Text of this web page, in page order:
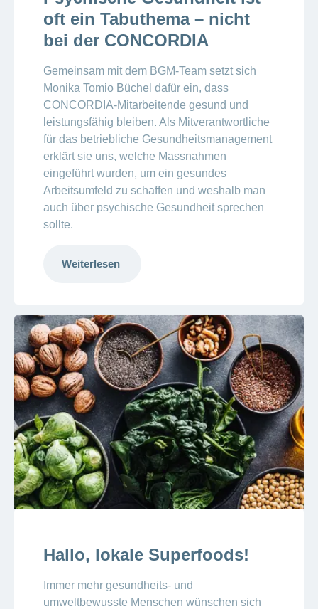
oft ein Tabuthema – nicht
bei der CONCORDIA
Gemeinsam mit dem BGM-Team setzt sich
Monika Tomio Büchel dafür ein, dass
CONCORDIA-Mitarbeitende gesund und
leistungsfähig bleiben. Als Mitverantwortliche
für das betriebliche Gesundheitsmanagement
erklärt sie uns, welche Massnahmen
eingeführt wurden, um ein gesundes
Arbeitsumfeld zu schaffen und weshalb man
auch über psychische Gesundheit sprechen
sollte.
Weiterlesen
Hallo, lokale Superfoods!
Immer mehr gesundheits- und
umweltbewusste Menschen wünschen sich